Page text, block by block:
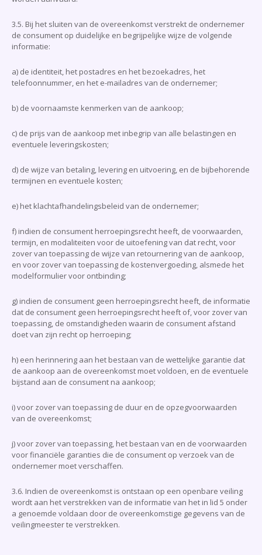
3.5. Bij het sluiten van de overeenkomst verstrekt de ondernemer
de consument op duidelijke en begrijpelijke wijze de volgende
informatie:
a) de identiteit, het postadres en het bezoekadres, het
telefoonnummer, en het e-mailadres van de ondernemer;
b) de voornaamste kenmerken van de aankoop;
c) de prijs van de aankoop met inbegrip van alle belastingen en
eventuele leveringskosten;
d) de wijze van betaling, levering en uitvoering, en de bijbehorende
termijnen en eventuele kosten;
e) het klachtafhandelingsbeleid van de ondernemer;
f) indien de consument herroepingsrecht heeft, de voorwaarden,
termijn, en modaliteiten voor de uitoefening van dat recht, voor
zover van toepassing de wijze van retournering van de aankoop,
en voor zover van toepassing de kostenvergoeding, alsmede het
modelformulier voor ontbinding;
g) indien de consument geen herroepingsrecht heeft, de informatie
dat de consument geen herroepingsrecht heeft of, voor zover van
toepassing, de omstandigheden waarin de consument afstand
doet van zijn recht op herroeping;
h) een herinnering aan het bestaan van de wettelijke garantie dat
de aankoop aan de overeenkomst moet voldoen, en de eventuele
bijstand aan de consument na aankoop;
i) voor zover van toepassing de duur en de opzegvoorwaarden
van de overeenkomst;
j) voor zover van toepassing, het bestaan van en de voorwaarden
voor financiële garanties die de consument op verzoek van de
ondernemer moet verschaffen.
3.6. Indien de overeenkomst is ontstaan op een openbare veiling
wordt aan het verstrekken van de informatie van het in lid 5 onder
a genoemde voldaan door de overeenkomstige gegevens van de
veilingmeester te verstrekken.